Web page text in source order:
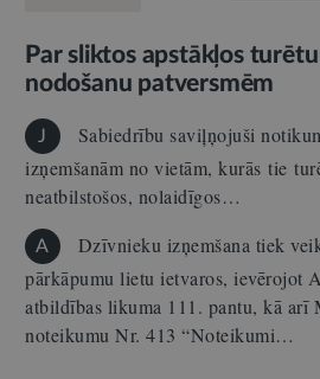
Par sliktos apstākļos
nodošanu patversmēm
J
Sabiedrību saviļņojuši
izņemšanām no vietām, kurās tie
neatbilstošos, nolaidīgos…
A
Dzīvnieku izņemšana tiek
pārkāpumu lietu ietvaros, ievērojot
atbildības likuma 111. pantu, kā arī
noteikumu Nr. 413 “Noteikumi…